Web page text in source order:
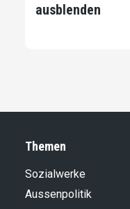
ausblenden
Themen
Sozialwerke
Aussenpolitik